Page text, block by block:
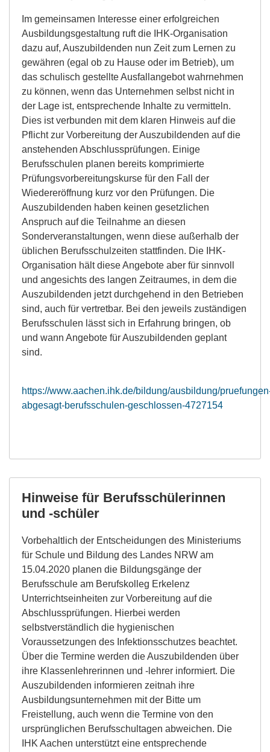
Im gemeinsamen Interesse einer erfolgreichen
Ausbildungsgestaltung ruft die IHK-Organisation
dazu auf, Auszubildenden nun Zeit zum Lernen zu
gewähren (egal ob zu Hause oder im Betrieb), um
das schulisch gestellte Ausfallangebot wahrnehmen
zu können, wenn das Unternehmen selbst nicht in
der Lage ist, entsprechende Inhalte zu vermitteln.
Dies ist verbunden mit dem klaren Hinweis auf die
Pflicht zur Vorbereitung der Auszubildenden auf die
anstehenden Abschlussprüfungen. Einige
Berufsschulen planen bereits komprimierte
Prüfungsvorbereitungskurse für den Fall der
Wiedereröffnung kurz vor den Prüfungen. Die
Auszubildenden haben keinen gesetzlichen
Anspruch auf die Teilnahme an diesen
Sonderveranstaltungen, wenn diese außerhalb der
üblichen Berufsschulzeiten stattfinden. Die HK-
Organisation hält diese Angebote aber für sinnvoll
und angesichts des langen Zeitraumes, in dem die
Auszubildenden jetzt durchgehend in den Betrieben
sind, auch für vertretbar. Bei den jeweils zuständigen
Berufsschulen lässt sich in Erfahrung bringen, ob
und wann Angebote für Auszubildenden geplant
sind.
https://www.aachen.ihk.de/bildung/ausbildung/
abgesagt-berufsschulen-geschlossen-4727154
Hinweise für Berufsschülerinnen
und -schüler
Vorbehaltlich der Entscheidungen des Ministeriums
für Schule und Bildung des Landes NRW am
15.04.2020 planen die Bildungsgänge der
Berufsschule am Berufskolleg Erkelenz
Unterrichtseinheiten zur Vorbereitung auf die
Abschlussprüfungen. Hierbei werden
selbstverständlich die hygienischen
Voraussetzungen des Infektionsschutzes beachtet.
Über die Termine werden die Auszubildenden über
ihre Klassenlehrerinnen und -lehrer informiert. Die
Auszubildenden informieren zeitnah ihre
Ausbildungsunternehmen mit der Bitte um
Freistellung, auch wenn die Termine von den
ursprünglichen Berufsschultagen abweichen. Die
IHK Aachen unterstützt eine entsprechende